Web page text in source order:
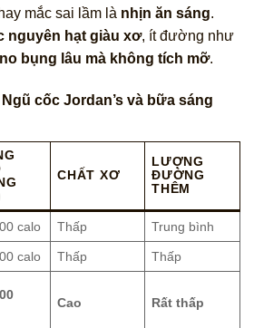
mắc sai lầm là nhịn ăn sáng.
nguyên hạt giàu xơ, ít đường như
no bụng lâu mà không tích mỡ.
cốc Jordan’s và bữa sáng
CHẤT XƠ
LƯỢNG
ĐƯỜNG
THÊM
calo Thấp Trung bình
calo Thấp Thấp
Cao Rất thấp